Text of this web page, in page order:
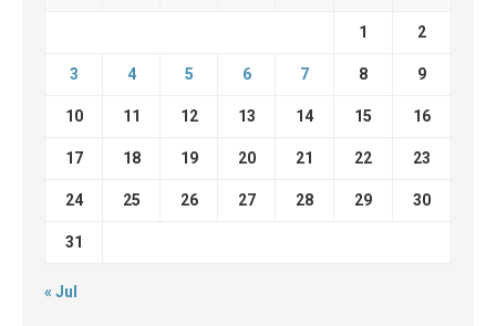
1 2
3 4 5 6 7 8 9
10 11 12 13 14 15 16
17 18 19 20 21 22 23
24 25 26 27 28 29 30
31
« Jul